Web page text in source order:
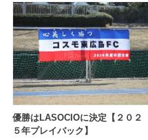
優勝はLASOCIOに決定【２０２
５年プレイバック】